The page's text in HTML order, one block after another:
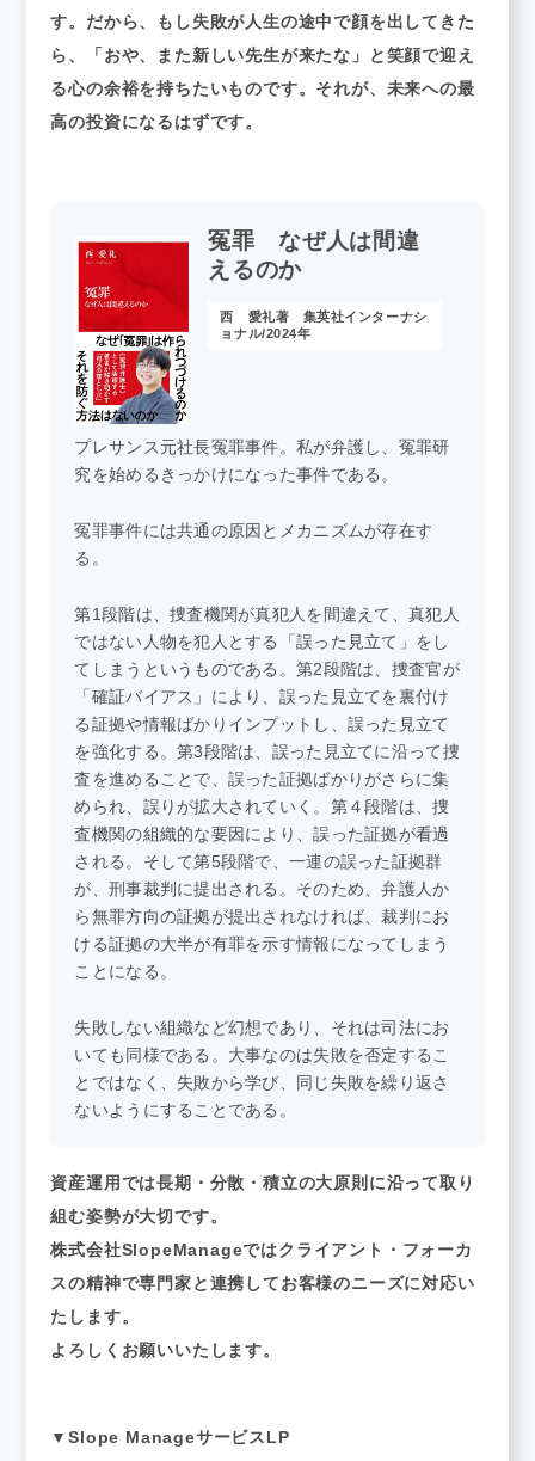
す。だから、もし失敗が人生の途中で顔を出してきた
ら、「おや、また新しい先生が来たな」と笑顔で迎え
る心の余裕を持ちたいものです。それが、未来への最
高の投資になるはずです。
冤罪 なぜ人は間違
えるのか
西 愛礼著 集英社インターナシ
ョナル/2024年
プレサンス元社長冤罪事件。私が弁護し、冤罪研
究を始めるきっかけになった事件である。
冤罪事件には共通の原因とメカニズムが存在す
る。
第1段階は、捜査機関が真犯人を間違えて、真犯人
ではない人物を犯人とする「誤った見立て」をし
てしまうというものである。第2段階は、捜査官が
「確証バイアス」により、誤った見立てを裏付け
る証拠や情報ばかりインプットし、誤った見立て
を強化する。第3段階は、誤った見立てに沿って捜
査を進めることで、誤った証拠ばかりがさらに集
められ、誤りが拡大されていく。第４段階は、捜
査機関の組織的な要因により、誤った証拠が看過
される。そして第5段階で、一連の誤った証拠群
が、刑事裁判に提出される。そのため、弁護人か
ら無罪方向の証拠が提出されなければ、裁判にお
ける証拠の大半が有罪を示す情報になってしまう
ことになる。
失敗しない組織など幻想であり、それは司法にお
いても同様である。大事なのは失敗を否定するこ
とではなく、失敗から学び、同じ失敗を繰り返さ
ないようにすることである。
資産運用では長期・分散・積立の大原則に沿って取り
組む姿勢が大切です。
株式会社SlopeManageではクライアント・フォーカ
スの精神で専門家と連携してお客様のニーズに対応い
たします。
よろしくお願いいたします。
▼Slope ManageサービスLP